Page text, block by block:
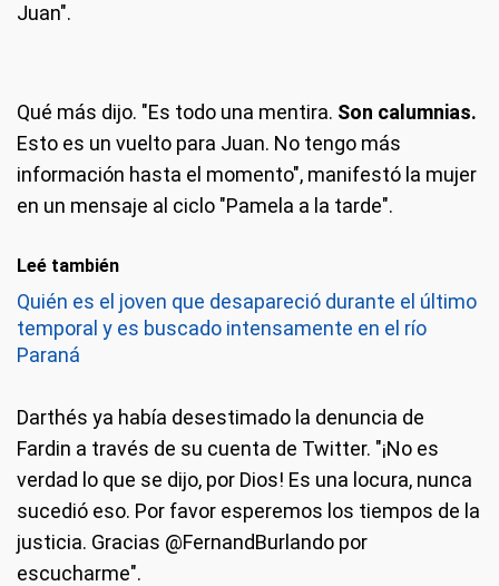
Juan".
Qué más dijo. "Es todo una mentira. Son calumnias.
Esto es un vuelto para Juan. No tengo más
información hasta el momento", manifestó la mujer
en un mensaje al ciclo "Pamela a la tarde".
Leé también
Quién es el joven que desapareció durante el último
temporal y es buscado intensamente en el río
Paraná
Darthés ya había desestimado la denuncia de
Fardin a través de su cuenta de Twitter. "¡No es
verdad lo que se dijo, por Dios! Es una locura, nunca
sucedió eso. Por favor esperemos los tiempos de la
justicia. Gracias @FernandBurlando por
escucharme".